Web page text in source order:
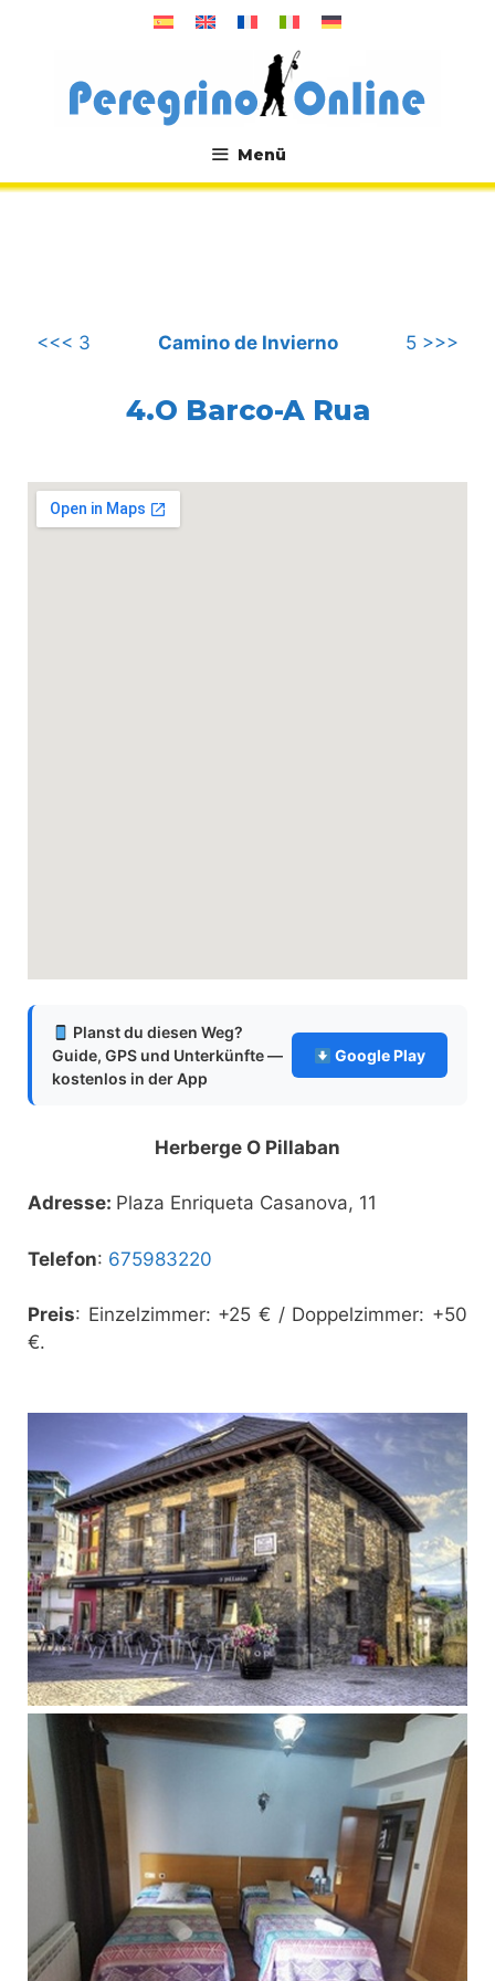
Menü
.
<<< 3 Camino de Invierno 5 >>>
4.O Barco-A Rua
Planst du diesen Weg?
Guide, GPS und Unterkünfte —
kostenlos in der App
Google Play
Herberge O Pillaban
Adresse: Plaza Enriqueta Casanova, 11
Telefon: 675983220
Preis: Einzelzimmer: +25 € / Doppelzimmer: +50
€.